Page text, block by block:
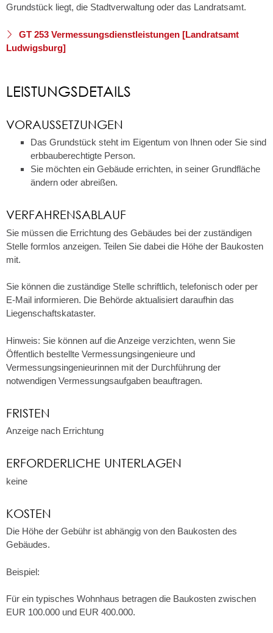
Grundstück liegt, die Stadtverwaltung oder das Landratsamt.
GT 253 Vermessungsdienstleistungen [Landratsamt
Ludwigsburg]
LEISTUNGSDETAILS
VORAUSSETZUNGEN
Das Grundstück steht im Eigentum von Ihnen oder Sie sind
erbbauberechtigte Person.
Sie möchten ein Gebäude errichten, in seiner Grundfläche
ändern oder abreißen.
VERFAHRENSABLAUF
Sie müssen die Errichtung des Gebäudes bei der zuständigen
Stelle formlos anzeigen. Teilen Sie dabei die Höhe der Baukosten
mit.
Sie können die zuständige Stelle schriftlich, telefonisch oder per
E-Mail informieren. Die Behörde aktualisiert daraufhin das
Liegenschaftskataster.
Hinweis: Sie können auf die Anzeige verzichten, wenn Sie
Öffentlich bestellte Vermessungsingenieure und
Vermessungsingenieurinnen mit der Durchführung der
notwendigen Vermessungsaufgaben beauftragen.
FRISTEN
Anzeige nach Errichtung
ERFORDERLICHE UNTERLAGEN
keine
KOSTEN
Die Höhe der Gebühr ist abhängig von den Baukosten des
Gebäudes.
Beispiel:
Für ein typisches Wohnhaus betragen die Baukosten zwischen
EUR 100.000 und EUR 400.000.